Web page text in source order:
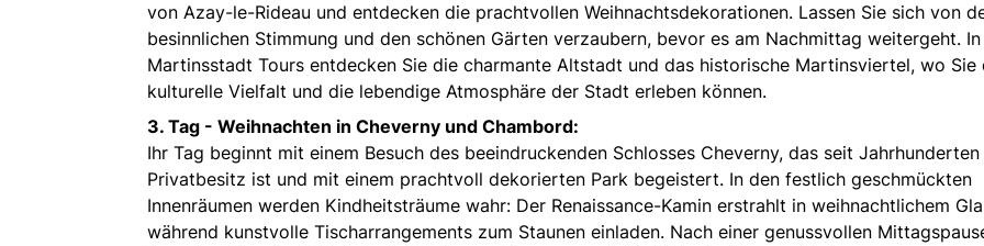
von Azay-le-Rideau und entdecken die prachtvollen Weihnachtsdekorationen. Lassen Sie sich von
besinnlichen Stimmung und den schönen Gärten verzaubern, bevor es am Nachmittag weitergeht.
Martinsstadt Tours entdecken Sie die charmante Altstadt und das historische Martinsviertel, wo Sie
kulturelle Vielfalt und die lebendige Atmosphäre der Stadt erleben können.
3. Tag - Weihnachten in Cheverny und Chambord:
Ihr Tag beginnt mit einem Besuch des beeindruckenden Schlosses Cheverny, das seit
Privatbesitz ist und mit einem prachtvoll dekorierten Park begeistert. In den festlich geschmückten
Innenräumen werden Kindheitsträume wahr: Der Renaissance-Kamin erstrahlt in weihnachtlichem
während kunstvolle Tischarrangements zum Staunen einladen. Nach einer genussvollen